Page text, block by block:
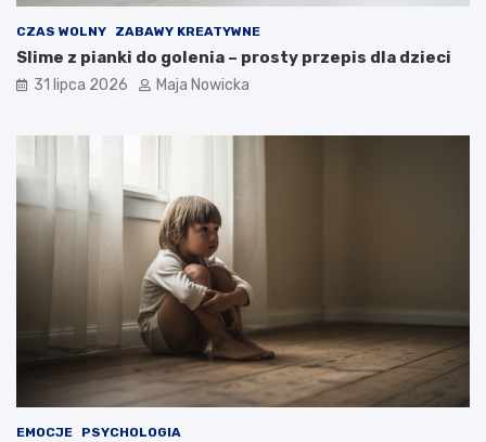
CZAS WOLNY ZABAWY KREATYWNE
Slime z pianki do golenia – prosty przepis dla dzieci
31 lipca 2026 Maja Nowicka
EMOCJE PSYCHOLOGIA